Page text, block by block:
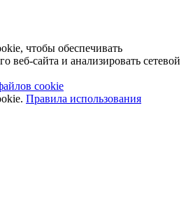
чтобы обеспечивать
веб-сайта и анализировать сетевой
cookie
Правила использования